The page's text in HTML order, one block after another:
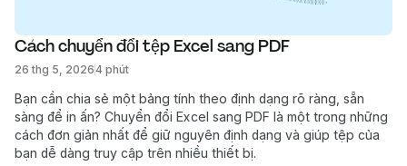
Cách chuyển đổi tệp Excel sang PDF
26 thg 5, 20264 phút
Bạn cần chia sẻ một bảng tính theo định dạng rõ ràng, sẵn
sàng để in ấn? Chuyển đổi Excel sang PDF là một trong những
cách đơn giản nhất để giữ nguyên định dạng và giúp tệp của
bạn dễ dàng truy cập trên nhiều thiết bị.